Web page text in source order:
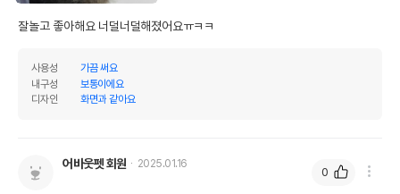
잘놀고 좋아해요 너덜너덜해졌어요ㅠㅋㅋ
사용성
가끔 써요
내구성
보통이에요
디자인
화면과 같아요
어바웃펫 회원 2025.01.16
0